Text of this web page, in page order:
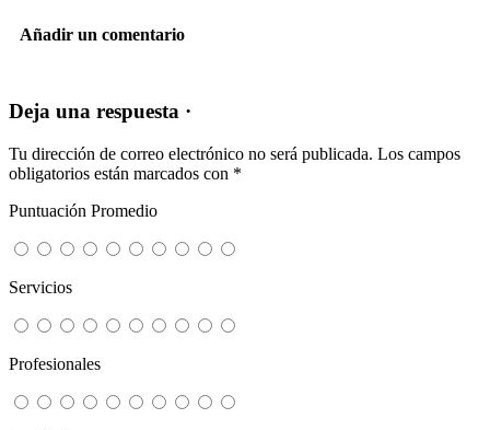
Añadir un comentario
Deja una respuesta ·
Tu dirección de correo electrónico no será publicada. Los campos
obligatorios están marcados con *
Puntuación Promedio
Servicios
Profesionales